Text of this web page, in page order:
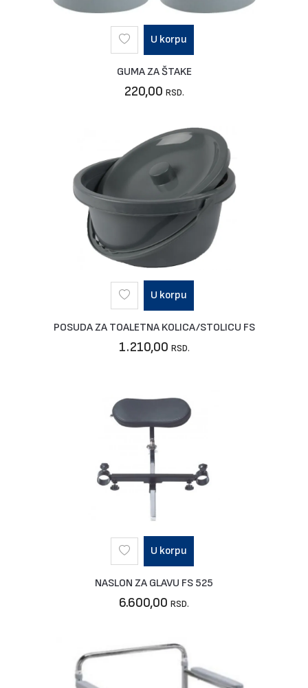
U korpu
GUMA ZA ŠTAKE
220,00 RSD.
U korpu
POSUDA ZA TOALETNA KOLICA/STOLICU FS
1.210,00 RSD.
U korpu
NASLON ZA GLAVU FS 525
6.600,00 RSD.